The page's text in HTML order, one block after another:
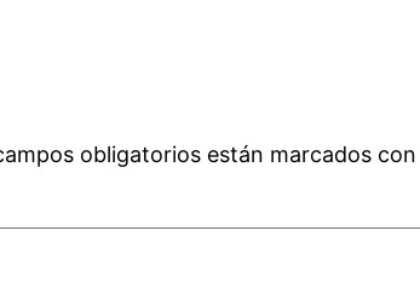
obligatorios están marcados